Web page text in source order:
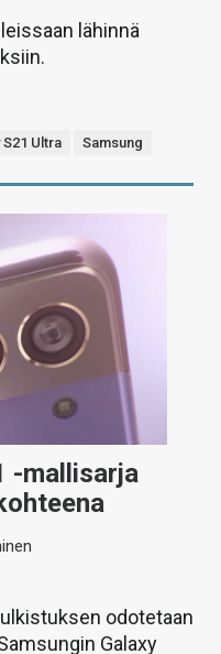
lähinnä
S21 Ultra Samsung
-mallisarja
odotetaan
Galaxy